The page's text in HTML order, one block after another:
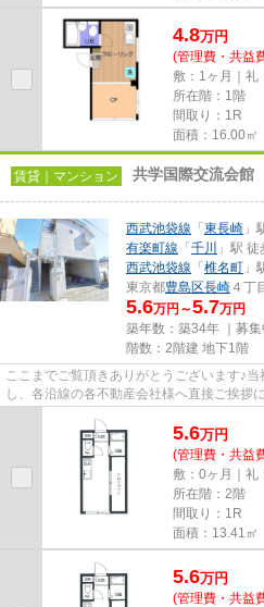
4.8万円
(管理費・共益
敷：1ヶ月｜礼
所在階：1階
間取り：1R
面積：16.00㎡
賃貸｜マンション 共学国際交流会
西武池袋線 「 東長崎 」
有楽町線 「 千川
」駅
西武池袋線 「 椎名町 」
東京都豊島区長崎 ４丁
5.6万円～5.7万円
築年数：築34年 ｜募集
階数：2階建 地下1階
ここまでご覧頂きありがとうございます♪
し、各沿線の各不動産会社様へ直接ご挨拶
5.6万円
(管理費・共益
敷：0ヶ月｜礼
所在階：2階
間取り：1R
面積：13.41㎡
5.6万円
(管理費・共益